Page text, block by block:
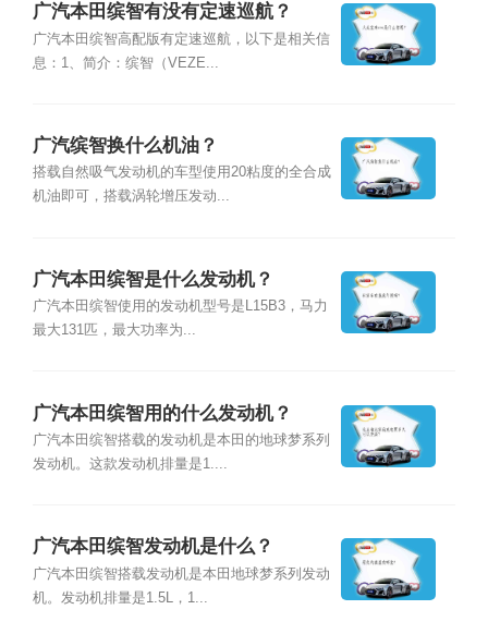
广汽本田缤智有没有定速巡航？
广汽本田缤智高配版有定速巡航，以下是相关信
息：1、简介：缤智（VEZE...
广汽缤智换什么机油？
搭载自然吸气发动机的车型使用20粘度的全合成
机油即可，搭载涡轮增压发动...
广汽本田缤智是什么发动机？
广汽本田缤智使用的发动机型号是L15B3，马力
最大131匹，最大功率为...
广汽本田缤智用的什么发动机？
广汽本田缤智搭载的发动机是本田的地球梦系列
发动机。这款发动机排量是1....
广汽本田缤智发动机是什么？
广汽本田缤智搭载发动机是本田地球梦系列发动
机。发动机排量是1.5L，1...